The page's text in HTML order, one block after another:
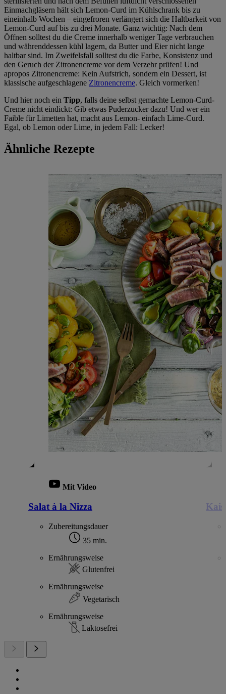
Einmachgläsern hält sich Lemon-Curd im Kühlschrank bis zu
eineinhalb Wochen – eingefroren verlängert sich die Haltbarkeit von
Lemon-Curd auf bis zu drei Monate. Ganz wichtig: Nach dem
Öffnen solltest du die Creme innerhalb weniger Tage verbrauchen
und währenddessen kühl lagern, da Butter und Eier nicht lange
haltbar sind. Im Zweifelsfall solltest du die Farbe, Konsistenz und
den Geruch der Zitronencreme vor dem Verzehr prüfen! Und
apropos Zitronencreme: Kein Aufstrich, sondern ein Dessert, ist
klassische aufgeschlagene Zitronencreme. Gleich vormerken!
Und hier noch ein Tipp, falls deine selbst gemachte Lemon-Curd-
Creme nicht eindickt: Gib etwas Puderzucker dazu! Und wer ein
Faible für Limetten hat, macht aus Lemon- einfach Lime-Curd.
Egal, ob Lemon oder Lime, in jedem Fall: Lecker!
Ähnliche Rezepte
Mit Video
Salat à la Nizza
Zubereitungsdauer
35 min.
Ernährungsweise
Glutenfrei
Ernährungsweise
Vegetarisch
Ernährungsweise
Laktosefrei